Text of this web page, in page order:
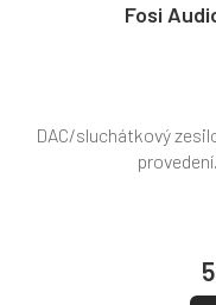
Fosi
DAC/sluchátkový